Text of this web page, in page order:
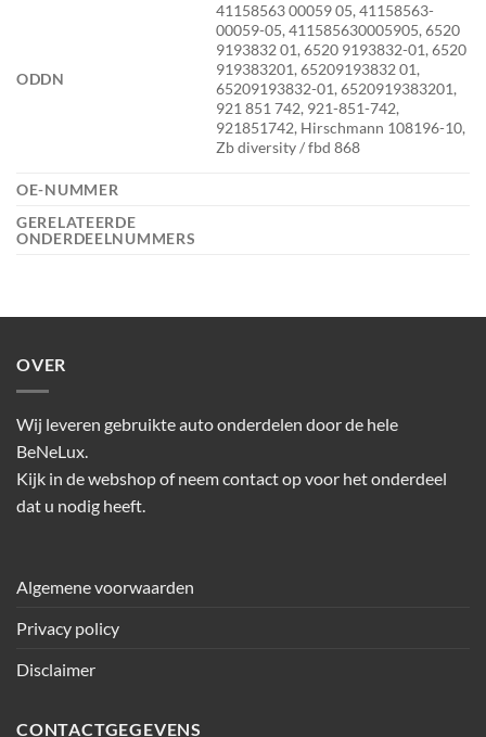
ODDN
41158563 00059 05, 41158563-
00059-05, 411585630005905, 6520
9193832 01, 6520 9193832-01, 6520
919383201, 65209193832 01,
65209193832-01, 6520919383201,
921 851 742, 921-851-742,
921851742, Hirschmann 108196-10,
Zb diversity / fbd 868
OE-NUMMER
GERELATEERDE
ONDERDEELNUMMERS
OVER
Wij leveren gebruikte auto onderdelen door de hele
BeNeLux.
Kijk in de webshop of neem contact op voor het onderdeel
dat u nodig heeft.
Algemene voorwaarden
Privacy policy
Disclaimer
CONTACTGEGEVENS